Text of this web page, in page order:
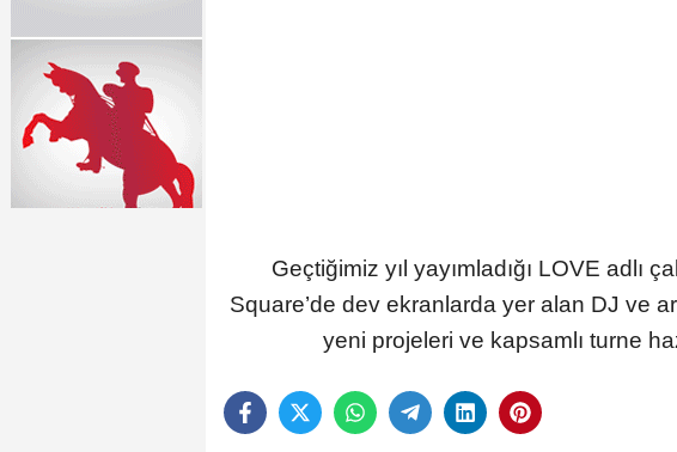
Geçtiğimiz yıl yayımladığı LOVE adlı
Square’de dev ekranlarda yer alan DJ ve
yeni projeleri ve kapsamlı turne